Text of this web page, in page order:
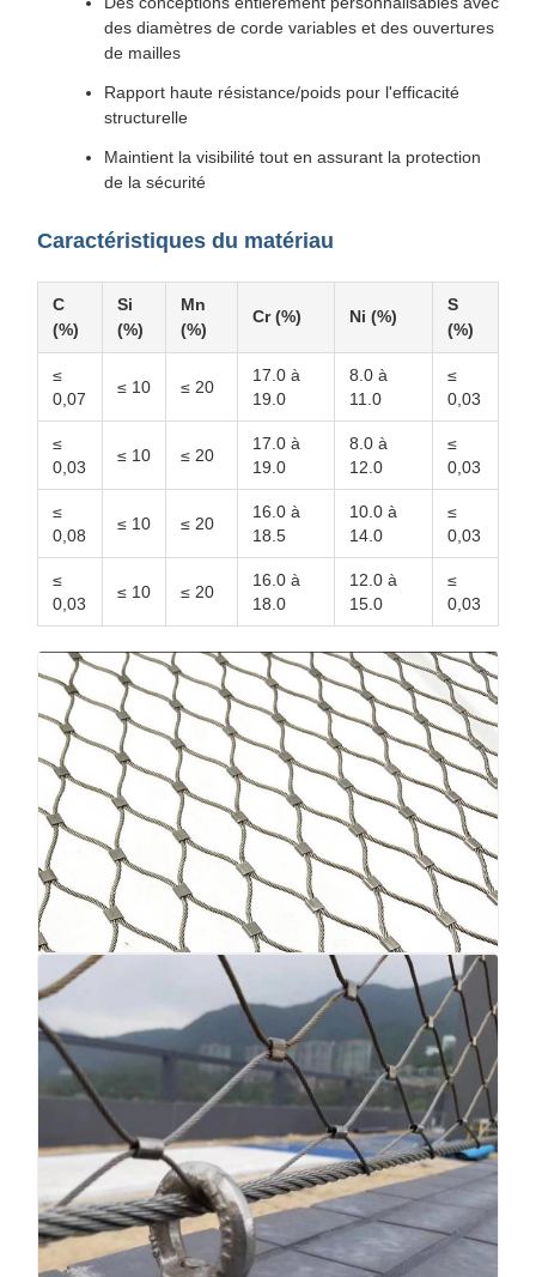
des diamètres de corde variables et des ouvertures
de mailles
Rapport haute résistance/poids pour l'efficacité
structurelle
Maintient la visibilité tout en assurant la protection
de la sécurité
Caractéristiques du matériau
C
(%)
Si
(%)
Mn
(%)
Cr (%) Ni (%)
S
(%)
≤
0,07
≤ 10 ≤ 20
17.0 à
19.0
8.0 à
11.0
≤
0,03
≤
0,03
≤ 10 ≤ 20
17.0 à
19.0
8.0 à
12.0
≤
0,03
≤
0,08
≤ 10 ≤ 20
16.0 à
18.5
10.0 à
14.0
≤
0,03
≤
0,03
≤ 10 ≤ 20
16.0 à
18.0
12.0 à
15.0
≤
0,03